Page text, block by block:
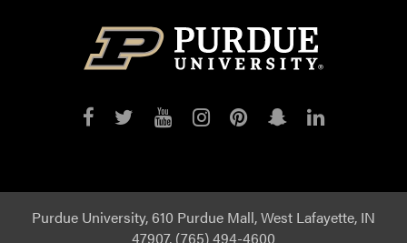
PurduePurduePurduePurduePurduePurduePurdue
Purdue University, 610 Purdue Mall, West Lafayette, IN
47907, (765) 494-4600